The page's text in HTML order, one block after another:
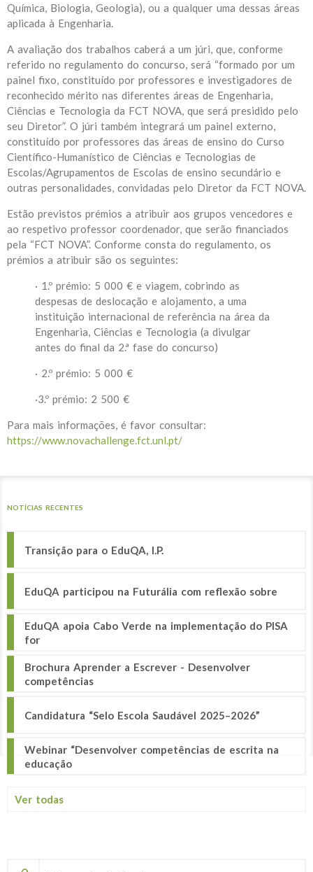
Química, Biologia, Geologia), ou a qualquer uma dessas áreas
aplicada à Engenharia.
A avaliação dos trabalhos caberá a um júri, que, conforme
referido no regulamento do concurso, será “formado por um
painel fixo, constituído por professores e investigadores de
reconhecido mérito nas diferentes áreas de Engenharia,
Ciências e Tecnologia da FCT NOVA, que será presidido pelo
seu Diretor”. O júri também integrará um painel externo,
constituído por professores das áreas de ensino do Curso
Científico-Humanístico de Ciências e Tecnologias de
Escolas/Agrupamentos de Escolas de ensino secundário e
outras personalidades, convidadas pelo Diretor da FCT NOVA.
Estão previstos prémios a atribuir aos grupos vencedores e
ao respetivo professor coordenador, que serão financiados
pela “FCT NOVA”. Conforme consta do regulamento, os
prémios a atribuir são os seguintes:
· 1.º prémio: 5 000 € e viagem, cobrindo as
despesas de deslocação e alojamento, a uma
instituição internacional de referência na área da
Engenharia, Ciências e Tecnologia (a divulgar
antes do final da 2.ª fase do concurso)
· 2.º prémio: 5 000 €
·3.º prémio: 2 500 €
Para mais informações, é favor consultar:
https://www.novachallenge.fct.unl.pt/
NOTÍCIAS RECENTES
Transição para o EduQA, I.P.
EduQA participou na Futurália com reflexão sobre
EduQA apoia Cabo Verde na implementação do PISA
for
Brochura Aprender a Escrever - Desenvolver
competências
Candidatura “Selo Escola Saudável 2025–2026”
Webinar “Desenvolver competências de escrita na
educação
Ver todas